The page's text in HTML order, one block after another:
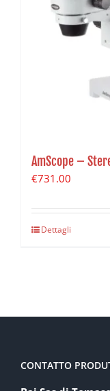
AmScope –
€731.00
Dettagli
CONTATTO